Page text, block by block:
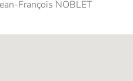
François NOBLET